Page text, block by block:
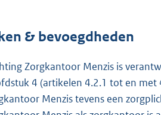
& bevoegdheden
Zorgkantoor Menzis is
4 (artikelen 4.2.1 tot en met
Menzis tevens een